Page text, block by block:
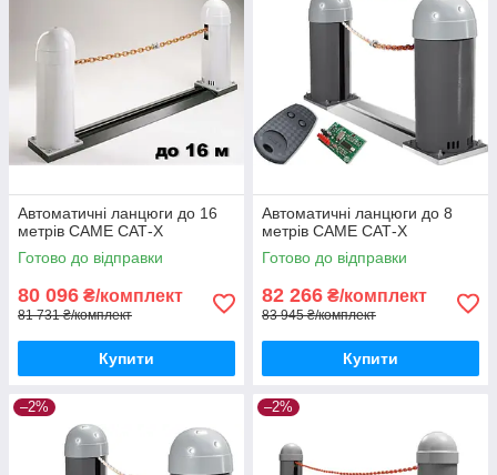
Автоматичні ланцюги до 16
метрів CAME САТ-X
Готово до відправки
80 096 ₴/комплект
81 731 ₴/комплект
Купити
Автоматичні ланцюги до 8
метрів CAME САТ-X
Готово до відправки
82 266 ₴/комплект
83 945 ₴/комплект
Купити
–2% –2%